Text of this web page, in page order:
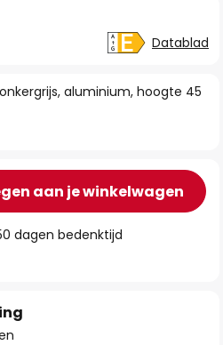
aluminium, hoogte 45
Datablad
aan je winkelwagen
dagen bedenktijd